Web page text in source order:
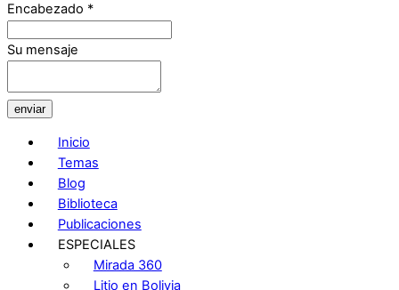
Encabezado *
Su mensaje
enviar
Inicio
Temas
Blog
Biblioteca
Publicaciones
ESPECIALES
Mirada 360
Litio en Bolivia